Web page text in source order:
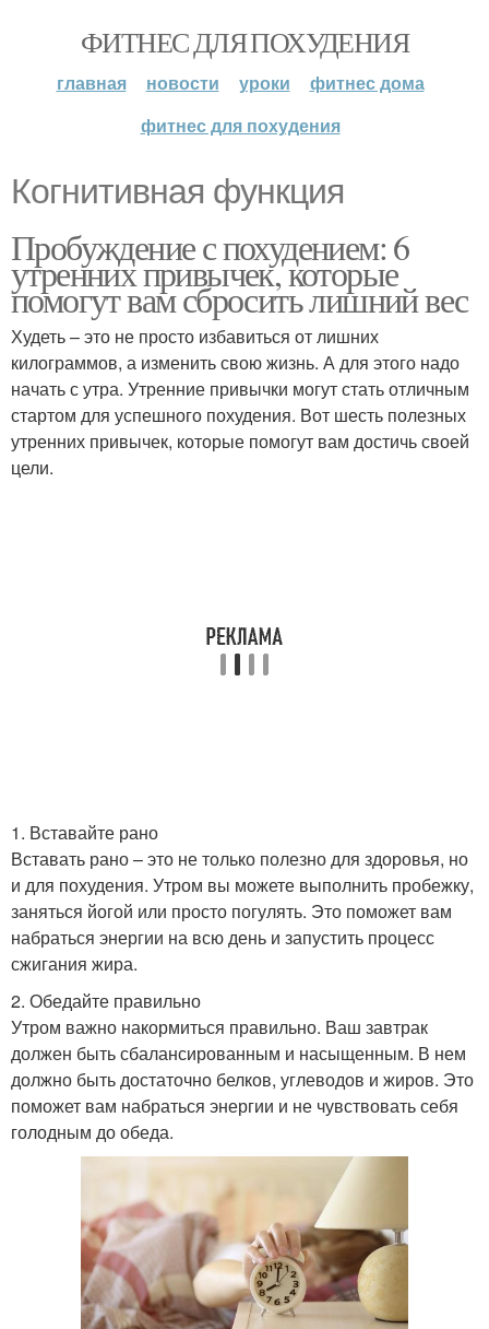
ФИТНЕС ДЛЯ ПОХУДЕНИЯ
главная новости уроки
фитнес дома
фитнес для похудения
Когнитивная функция
Пробуждение с похудением: 6
утренних привычек, которые
помогут вам сбросить лишний вес
Худеть – это не просто избавиться от лишних
килограммов, а изменить свою жизнь. А для этого надо
начать с утра. Утренние привычки могут стать отличным
стартом для успешного похудения. Вот шесть полезных
утренних привычек, которые помогут вам достичь своей
цели.
1. Вставайте рано
Вставать рано – это не только полезно для здоровья, но
и для похудения. Утром вы можете выполнить пробежку,
заняться йогой или просто погулять. Это поможет вам
набраться энергии на всю день и запустить процесс
сжигания жира.
2. Обедайте правильно
Утром важно накормиться правильно. Ваш завтрак
должен быть сбалансированным и насыщенным. В нем
должно быть достаточно белков, углеводов и жиров. Это
поможет вам набраться энергии и не чувствовать себя
голодным до обеда.